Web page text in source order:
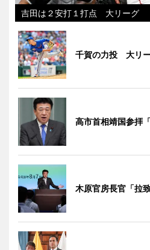
吉田は２安打１打点 大リーグ
千賀の力投 大リ
高市首相靖国参拝
木原官房長官「拉